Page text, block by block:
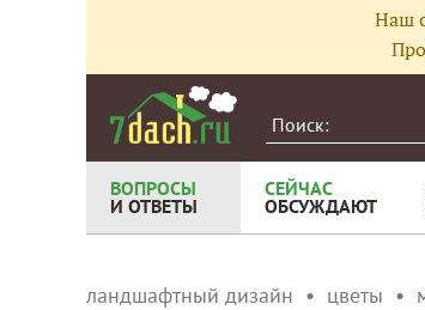
Наш
ВОПРОСЫ
И ОТВЕТЫ
СЕЙЧАС
ОБСУЖДАЮТ
ландшафтный дизайн цветы